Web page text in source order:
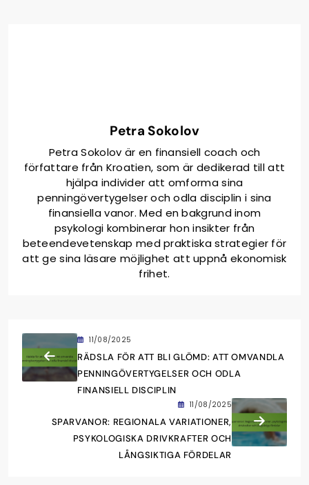
Petra Sokolov
Petra Sokolov är en finansiell coach och
författare från Kroatien, som är dedikerad till att
hjälpa individer att omforma sina
penningövertygelser och odla disciplin i sina
finansiella vanor. Med en bakgrund inom
psykologi kombinerar hon insikter från
beteendevetenskap med praktiska strategier för
att ge sina läsare möjlighet att uppnå ekonomisk
frihet.
11/08/2025
RÄDSLA FÖR ATT BLI GLÖMD: ATT OMVANDLA
PENNINGÖVERTYGELSER OCH ODLA
FINANSIELL DISCIPLIN
11/08/2025
SPARVANOR: REGIONALA VARIATIONER,
PSYKOLOGISKA DRIVKRAFTER OCH
LÅNGSIKTIGA FÖRDELAR